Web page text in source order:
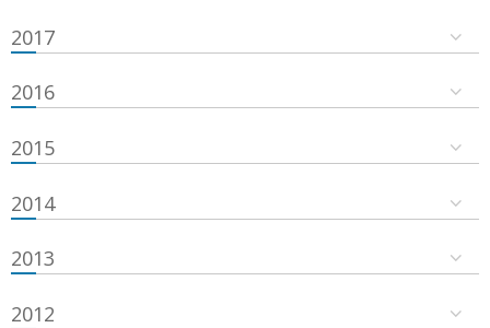
2017
2016
2015
2014
2013
2012